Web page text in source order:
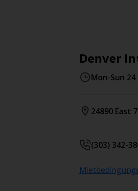
Denver
Mon-Sun
24890 East
(303) 342-